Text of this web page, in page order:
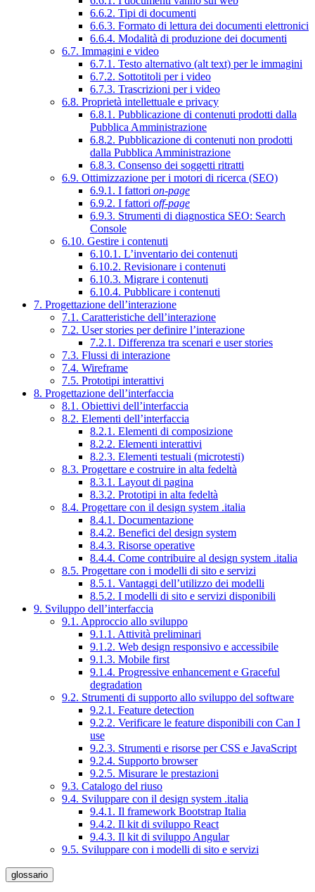
6.6.2. Tipi di documenti
6.6.3. Formato di lettura dei documenti elettronici
6.6.4. Modalità di produzione dei documenti
6.7. Immagini e video
6.7.1. Testo alternativo (alt text) per le immagini
6.7.2. Sottotitoli per i video
6.7.3. Trascrizioni per i video
6.8. Proprietà intellettuale e privacy
6.8.1. Pubblicazione di contenuti prodotti dalla
Pubblica Amministrazione
6.8.2. Pubblicazione di contenuti non prodotti
dalla Pubblica Amministrazione
6.8.3. Consenso dei soggetti ritratti
6.9. Ottimizzazione per i motori di ricerca (SEO)
6.9.1. I fattori on-page
6.9.2. I fattori off-page
6.9.3. Strumenti di diagnostica SEO: Search
Console
6.10. Gestire i contenuti
6.10.1. L’inventario dei contenuti
6.10.2. Revisionare i contenuti
6.10.3. Migrare i contenuti
6.10.4. Pubblicare i contenuti
7. Progettazione dell’interazione
7.1. Caratteristiche dell’interazione
7.2. User stories per definire l’interazione
7.2.1. Differenza tra scenari e user stories
7.3. Flussi di interazione
7.4. Wireframe
7.5. Prototipi interattivi
8. Progettazione dell’interfaccia
8.1. Obiettivi dell’interfaccia
8.2. Elementi dell’interfaccia
8.2.1. Elementi di composizione
8.2.2. Elementi interattivi
8.2.3. Elementi testuali (microtesti)
8.3. Progettare e costruire in alta fedeltà
8.3.1. Layout di pagina
8.3.2. Prototipi in alta fedeltà
8.4. Progettare con il design system .italia
8.4.1. Documentazione
8.4.2. Benefici del design system
8.4.3. Risorse operative
8.4.4. Come contribuire al design system .italia
8.5. Progettare con i modelli di sito e servizi
8.5.1. Vantaggi dell’utilizzo dei modelli
8.5.2. I modelli di sito e servizi disponibili
9. Sviluppo dell’interfaccia
9.1. Approccio allo sviluppo
9.1.1. Attività preliminari
9.1.2. Web design responsivo e accessibile
9.1.3. Mobile first
9.1.4. Progressive enhancement e Graceful
degradation
9.2. Strumenti di supporto allo sviluppo del software
9.2.1. Feature detection
9.2.2. Verificare le feature disponibili con Can I
use
9.2.3. Strumenti e risorse per CSS e JavaScript
9.2.4. Supporto browser
9.2.5. Misurare le prestazioni
9.3. Catalogo del riuso
9.4. Sviluppare con il design system .italia
9.4.1. Il framework Bootstrap Italia
9.4.2. Il kit di sviluppo React
9.4.3. Il kit di sviluppo Angular
9.5. Sviluppare con i modelli di sito e servizi
glossario